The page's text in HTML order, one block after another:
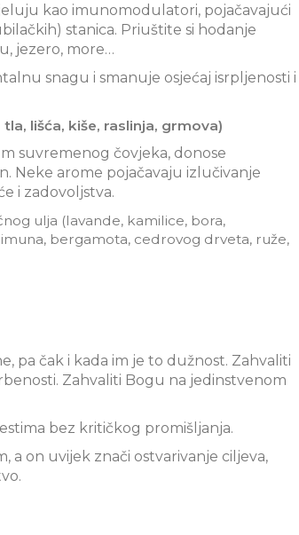
kao imunomodulatori, pojačavajući
stanica. Priuštite si hodanje
jezero, more…
snagu i smanuje osjećaj isrpljenosti i
lišća, kiše, raslinja, grmova)
suvremenog čovjeka, donose
Neke arome pojačavaju izlučivanje
i zadovoljstva.
ulja (lavande, kamilice, bora,
bergamota, cedrovog drveta, ruže,
pa čak i kada im je to dužnost. Zahvaliti
Zahvaliti Bogu na jedinstvenom
bez kritičkog promišljanja.
a on uvijek znači ostvarivanje ciljeva,